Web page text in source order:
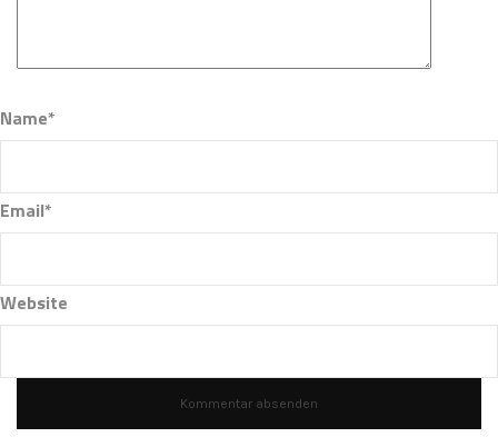
Name*
Email*
Website